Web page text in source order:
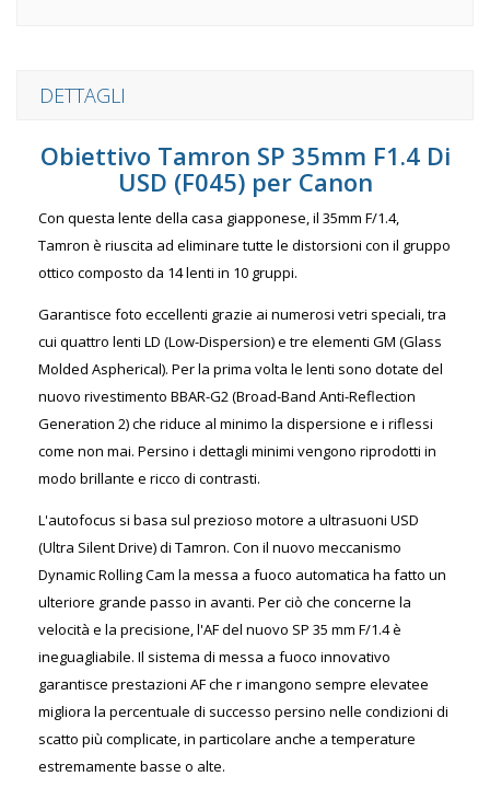
DETTAGLI
Obiettivo Tamron SP 35mm F1.4 Di
USD (F045) per Canon
Con questa lente della casa giapponese, il 35mm F/1.4,
Tamron è riuscita ad eliminare tutte le distorsioni con il gruppo
ottico composto da 14 lenti in 10 gruppi.
Garantisce foto eccellenti grazie ai numerosi vetri speciali, tra
cui quattro lenti LD (Low-Dispersion) e tre elementi GM (Glass
Molded Aspherical). Per la prima volta le lenti sono dotate del
nuovo rivestimento BBAR-G2 (Broad-Band Anti-Reflection
Generation 2) che riduce al minimo la dispersione e i riflessi
come non mai. Persino i dettagli minimi vengono riprodotti in
modo brillante e ricco di contrasti.
L'autofocus si basa sul prezioso motore a ultrasuoni USD
(Ultra Silent Drive) di Tamron. Con il nuovo meccanismo
Dynamic Rolling Cam la messa a fuoco automatica ha fatto un
ulteriore grande passo in avanti. Per ciò che concerne la
velocità e la precisione, l'AF del nuovo SP 35 mm F/1.4 è
ineguagliabile. Il sistema di messa a fuoco innovativo
garantisce prestazioni AF che r imangono sempre elevatee
migliora la percentuale di successo persino nelle condizioni di
scatto più complicate, in particolare anche a temperature
estremamente basse o alte.